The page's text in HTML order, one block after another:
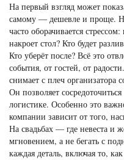
На первый взгляд может
самому — дешевле и проще.
часто оборачивается
накроет стол? Кто будет
Кто уберёт после? Всё это
события, от гостей, от
снимает с плеч организатора
Он позволяет
логистике. Особенно это
компании зависит от того,
На свадьбах — где невеста и
мгновением, а не бегать с
каждая деталь, включая то,